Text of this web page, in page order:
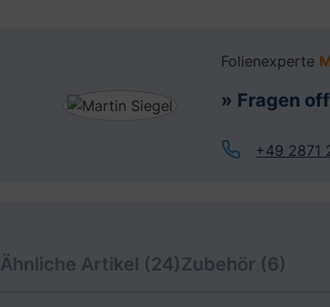
Folienexperte
» Fragen
+49 2871
Ähnliche Artikel (24)Zubehör (6)